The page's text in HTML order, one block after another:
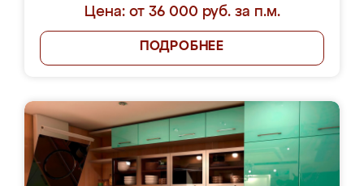
Цена: от 36 000 руб. за п.м.
ПОДРОБНЕЕ